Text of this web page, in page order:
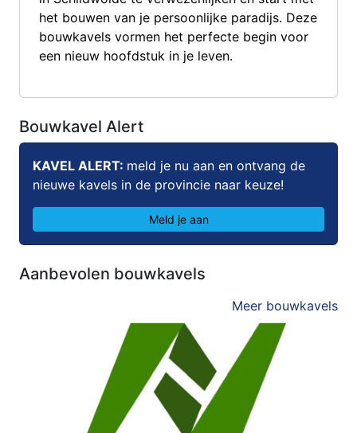
het bouwen van je persoonlijke paradijs. Deze
bouwkavels vormen het perfecte begin voor
een nieuw hoofdstuk in je leven.
Bouwkavel Alert
KAVEL ALERT: meld je nu aan en ontvang de
nieuwe kavels in de provincie naar keuze!
Meld je aan
Aanbevolen bouwkavels
Meer bouwkavels